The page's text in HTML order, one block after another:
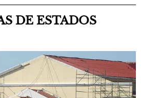
DE ESTADOS